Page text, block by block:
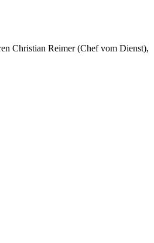
Christian Reimer (Chef vom Dienst),